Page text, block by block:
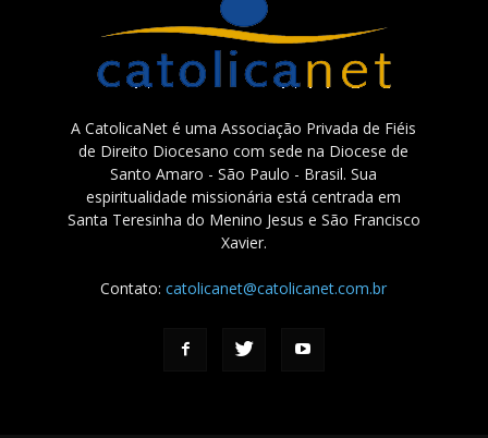
A CatolicaNet é uma Associação Privada de Fiéis
de Direito Diocesano com sede na Diocese de
Santo Amaro - São Paulo - Brasil. Sua
espiritualidade missionária está centrada em
Santa Teresinha do Menino Jesus e São Francisco
Xavier.
Contato:catolicanet@catolicanet.com.br